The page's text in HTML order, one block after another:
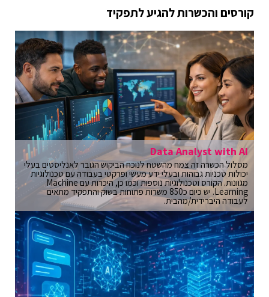
קורסים והכשרות להגיע לתפקיד
Data Analyst with AI
מסלול הכשרה זה צמח מהשטח לנוכח הביקוש הגובר לאנליסטים בעלי
יכולות טכניות גבוהות ובעלי ידע מעשי ופרקטי בעבודה עם טכנולוגיות
מגוונות. הקורס וטכנולוגיות נוספות וכמו כן, היכרות עם Machine
Learning. יש כיום כ850 משרות פתוחות בשוק והתפקיד מתאים
לעבודה היברידית/מהבית.